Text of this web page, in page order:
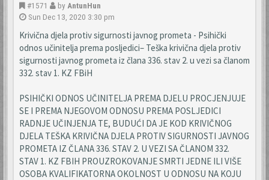
#1571 by AntunHun
Sun Dec 13, 2020 3:30 pm
Krivična djela protiv sigurnosti javnog prometa - Psihički
odnos učinitelja prema posljedici– Teška krivična djela protiv
sigurnosti javnog prometa iz člana 336. stav 2. u vezi sa članom
332. stav 1. KZ FBiH
PSIHIČKI ODNOS UČINITELJA PREMA DJELU PROCJENJUJE
SE I PREMA NJEGOVOM ODNOSU PREMA POSLJEDICI
RADNJE UČINJENJA TE, BUDUĆI DA JE KOD KRIVIČNOG
DJELA TEŠKA KRIVIČNA DJELA PROTIV SIGURNOSTI JAVNOG
PROMETA IZ ČLANA 336. STAV 2. U VEZI SA ČLANOM 332.
STAV 1. KZ FBIH PROUZROKOVANJE SMRTI JEDNE ILI VIŠE
OSOBA KVALIFIKATORNA OKOLNOST U ODNOSU NA KOJU